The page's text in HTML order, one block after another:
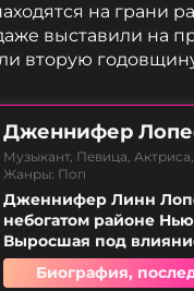
на грани
выставили на
вторую
Дженнифер
Музыкант, Певица,
Жанры: Поп
Дженнифер Линн
небогатом районе
Выросшая под
Биография,